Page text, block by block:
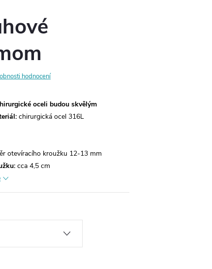
hodnocení
oceli budou skvělým
chirurgická ocel 316L
otevíracího kroužku 12-13 mm
cca 4,5 cm